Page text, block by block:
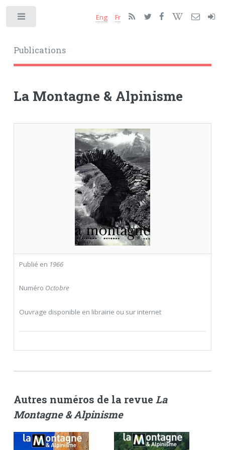
Publications
Eng Fr
La Montagne & Alpinisme
Publié en 1966
Numéro Octobre
Ouvrage disponible en librairie ou sur internet
Autres numéros de la revue La
Montagne & Alpinisme